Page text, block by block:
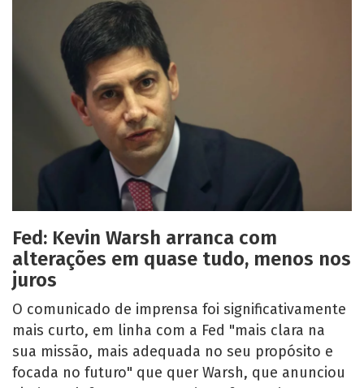
Fed: Kevin Warsh arranca com
alterações em quase tudo, menos nos
juros
O comunicado de imprensa foi significativamente
mais curto, em linha com a Fed "mais clara na
sua missão, mais adequada no seu propósito e
focada no futuro" que quer Warsh, que anunciou